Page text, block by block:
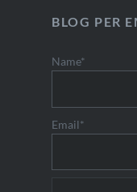
BLOG PER
Name*
Email*